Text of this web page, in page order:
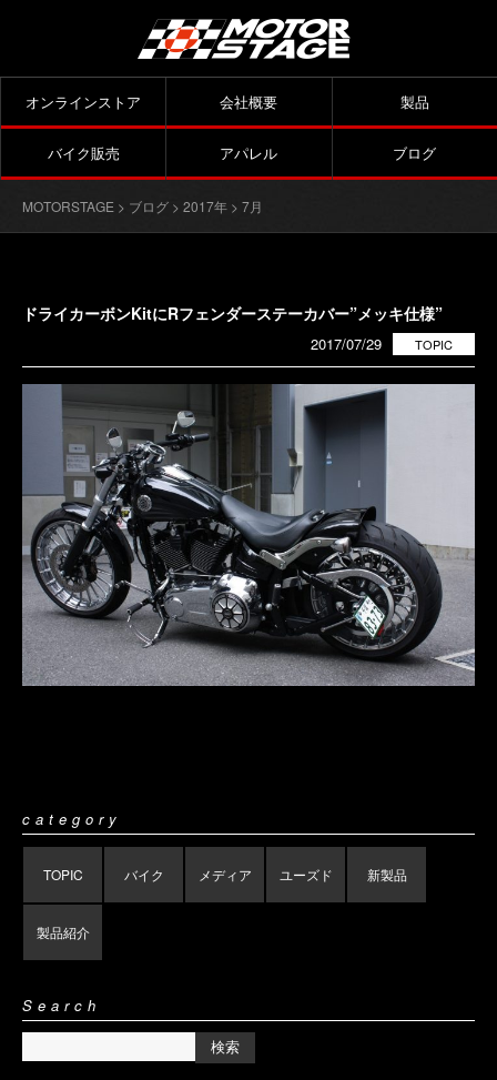
オンラインストア 会社概要 製品
バイク販売 アパレル ブログ
MOTORSTAGE > ブログ > 2017年 > 7月
ドライカーボンKitにRフェンダーステーカバー”メッキ仕様”
TOPIC
2017/07/29
category
TOPIC バイク メディア ユーズド 新製品
製品紹介
Search